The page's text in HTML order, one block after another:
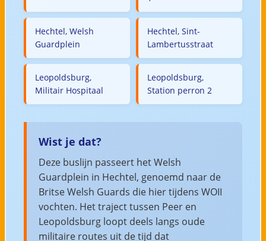
Hechtel, Welsh
Guardplein
Hechtel, Sint-
Lambertusstraat
Leopoldsburg,
Militair Hospitaal
Leopoldsburg,
Station perron 2
Wist je dat?
Deze buslijn passeert het Welsh
Guardplein in Hechtel, genoemd naar de
Britse Welsh Guards die hier tijdens WOII
vochten. Het traject tussen Peer en
Leopoldsburg loopt deels langs oude
militaire routes uit de tijd dat